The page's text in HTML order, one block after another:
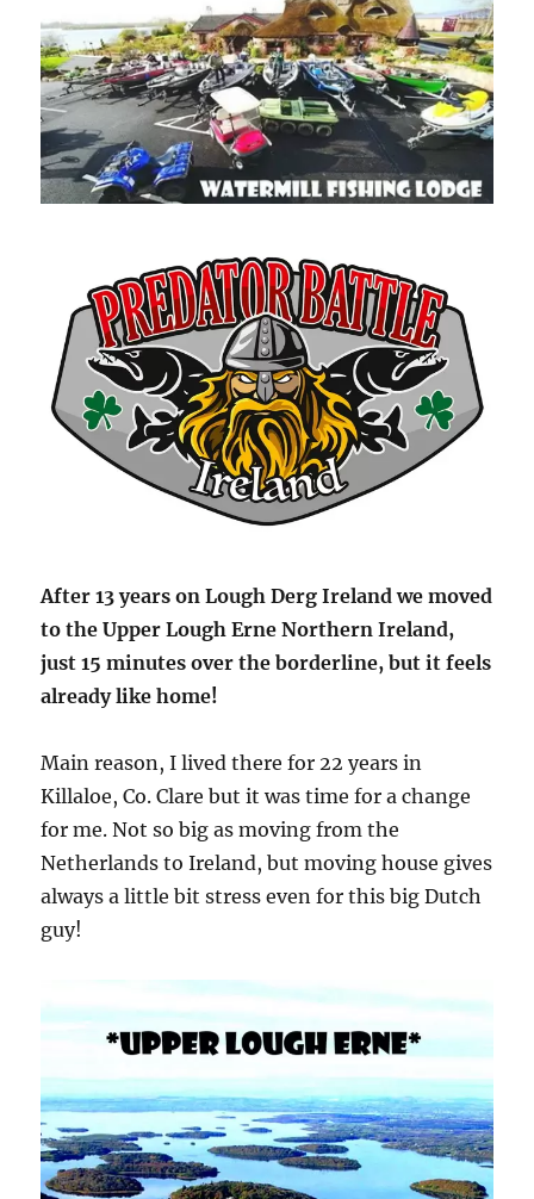
After 13 years on Lough Derg Ireland we moved
to the Upper Lough Erne Northern Ireland,
just 15 minutes over the borderline, but it feels
already like home!
Main reason, I lived there for 22 years in
Killaloe, Co. Clare but it was time for a change
for me. Not so big as moving from the
Netherlands to Ireland, but moving house gives
always a little bit stress even for this big Dutch
guy!